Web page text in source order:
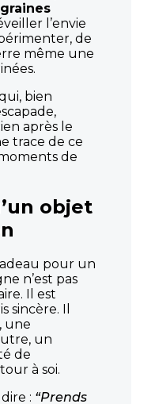
l’envie
de
même une
bien
après le
trace de ce
de
objet
pour un
n’est pas
Il est
sincère. Il
une
un
de
à soi.
: “Prends